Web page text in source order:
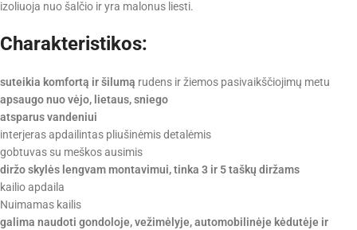
izoliuoja nuo šalčio ir yra malonus liesti.
Charakteristikos:
suteikia komfortą ir šilumą rudens ir žiemos pasivaikščiojimų metu
apsaugo nuo vėjo, lietaus, sniego
atsparus vandeniui
interjeras apdailintas pliušinėmis detalėmis
gobtuvas su meškos ausimis
diržo skylės lengvam montavimui, tinka 3 ir 5 taškų diržams
kailio apdaila
Nuimamas kailis
galima naudoti gondoloje, vežimėlyje, automobilinėje kėdutėje ir